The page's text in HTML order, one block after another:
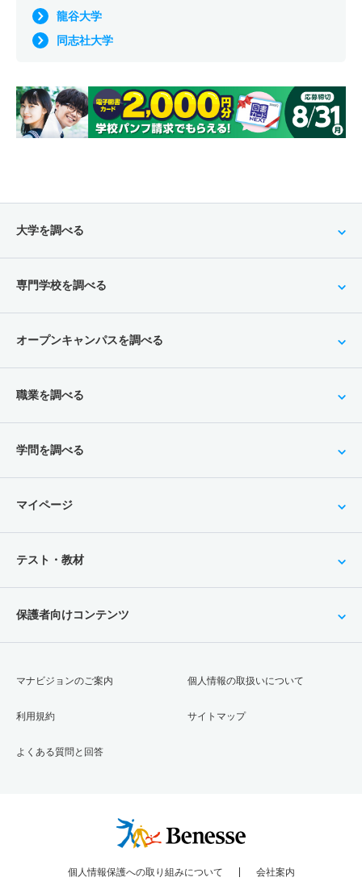
龍谷大学
同志社大学
大学を調べる
専門学校を調べる
オープンキャンパスを調べる
職業を調べる
学問を調べる
マイページ
テスト・教材
保護者向けコンテンツ
マナビジョンのご案内
利用規約
よくある質問と回答
個人情報の取扱いについて
サイトマップ
個人情報保護への取り組みについて 会社案内